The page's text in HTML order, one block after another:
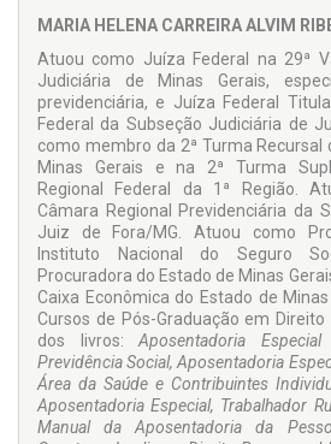
atividades nocivas.
Como os requisitos exigidos para os
moderada e grave são diferentes, a
práticas para proceder-se à
em graus de deficiência diferentes
preponderante, segundo exige o
MARIA HELENA CARREIRA ALVIM
Atuou como Juíza Federal na 29ª
Judiciária de Minas Gerais,
previdenciária, e Juíza Federal
Federal da Subseção Judiciária de
como membro da 2ª Turma Recursal
Minas Gerais e na 2ª Turma
Regional Federal da 1ª Região.
Câmara Regional Previdenciária da
Juiz de Fora/MG. Atuou como
Instituto Nacional do Seguro
Procuradora do Estado de Minas
Caixa Econômica do Estado de
Cursos de Pós-Graduação em
dos livros:Aposentadoria
Previdência Social, Aposentadoria
Área da Saúde e Contribuintes
Aposentadoria Especial, Trabalhador
Manual da Aposentadoria da